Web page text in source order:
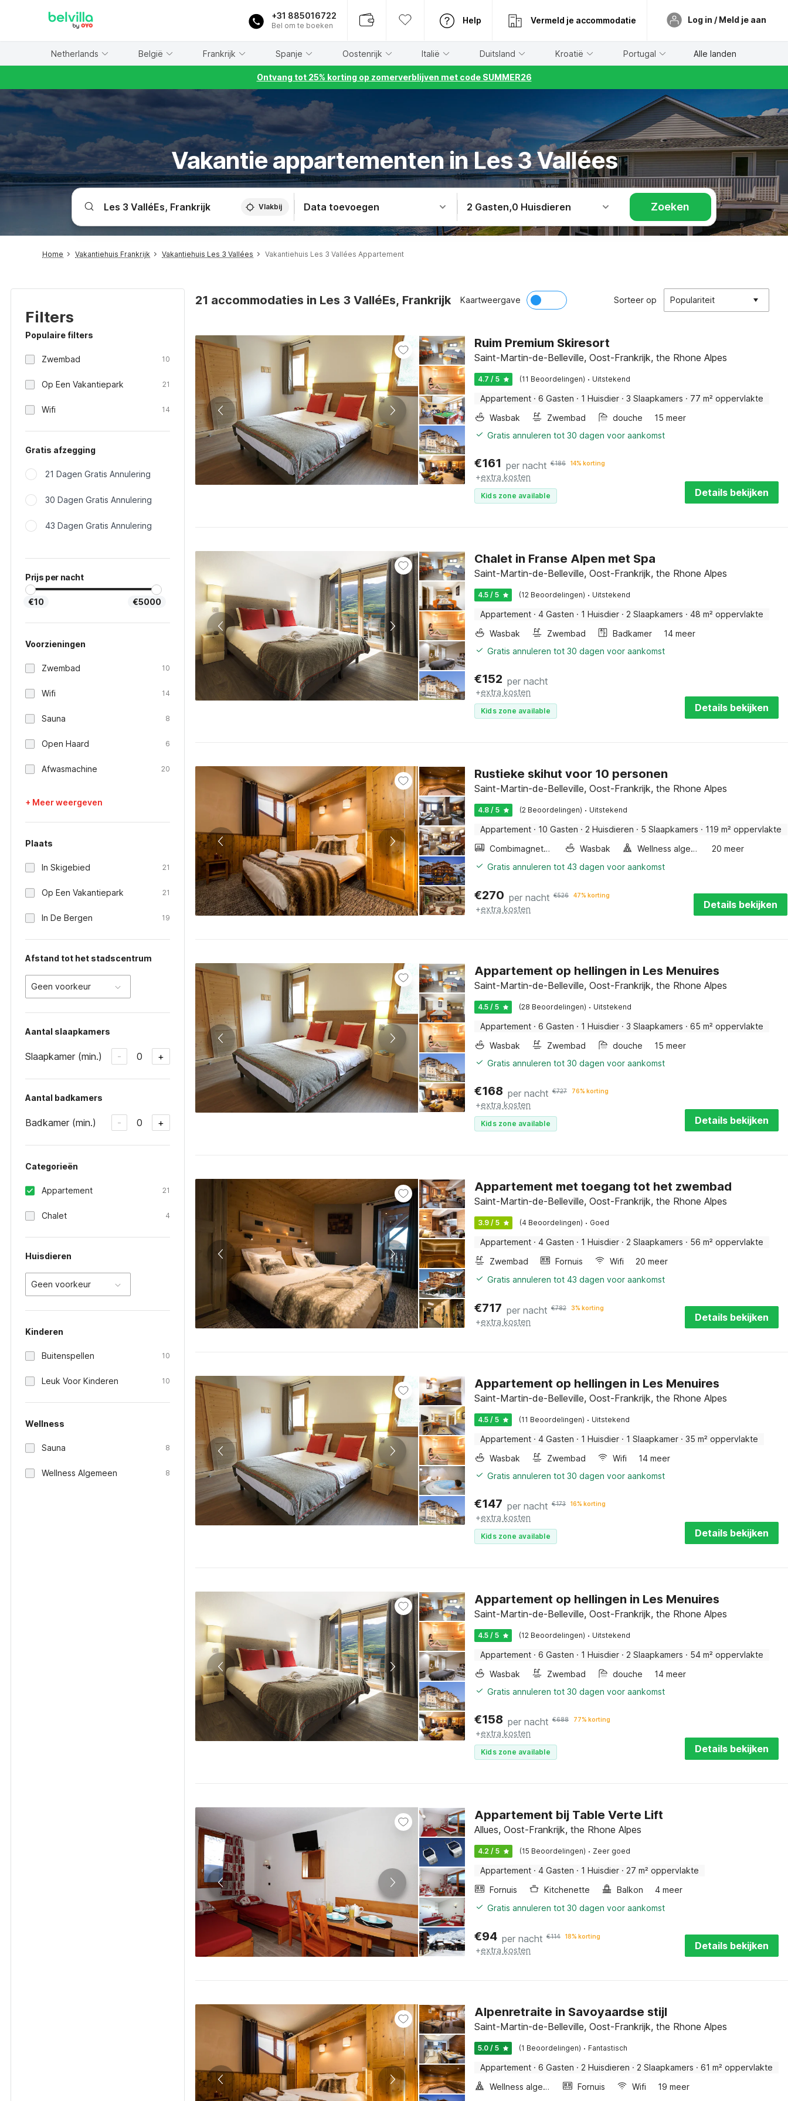
+31 885016722
Bel om te boeken
Help Vermeld je accommodatie Log in / Meld je aan
Netherlands België Frankrijk Spanje Oostenrijk Italië Duitsland Kroatië Portugal Alle landen
Ontvang tot 25% korting op zomerverblijven met code SUMMER26
Vakantie appartementen in Les 3 Vallées
Vlakbij Data toevoegen 2 Gasten,0 Huisdieren Zoeken
Home Vakantiehuis Frankrijk Vakantiehuis Les 3 Vallées Vakantiehuis Les 3 Vallées Appartement
Filters
Populaire filters
Zwembad 10
Op Een Vakantiepark 21
Wifi 14
Gratis afzegging
21 Dagen Gratis Annulering
30 Dagen Gratis Annulering
43 Dagen Gratis Annulering
Prijs per nacht
€10 €5000
Voorzieningen
Zwembad 10
Wifi 14
Sauna 8
Open Haard 6
Afwasmachine 20
+ Meer weergeven
Plaats
In Skigebied 21
Op Een Vakantiepark 21
In De Bergen 19
Afstand tot het stadscentrum
Geen voorkeur
Aantal slaapkamers
Slaapkamer (min.) - 0 +
Aantal badkamers
Badkamer (min.) - 0 +
Categorieën
Appartement 21
Chalet 4
Huisdieren
Geen voorkeur
Kinderen
Buitenspellen 10
Leuk Voor Kinderen 10
Wellness
Sauna 8
Wellness Algemeen 8
21 accommodaties in Les 3 ValléEs, Frankrijk Kaartweergave Sorteer op Populariteit
Ruim Premium Skiresort
Saint-Martin-de-Belleville, Oost-Frankrijk, the Rhone Alpes
4.7 / 5 (11 Beoordelingen) · Uitstekend
Appartement · 6 Gasten · 1 Huisdier · 3 Slaapkamers · 77 m² oppervlakte
Wasbak
Zwembad douche
15 meer
Gratis annuleren tot 30 dagen voor aankomst
€161 per nacht €186 14% korting
+extra kosten
Kids zone available Details bekijken
Chalet in Franse Alpen met Spa
Saint-Martin-de-Belleville, Oost-Frankrijk, the Rhone Alpes
4.5 / 5 (12 Beoordelingen) · Uitstekend
Appartement · 4 Gasten · 1 Huisdier · 2 Slaapkamers · 48 m² oppervlakte
Wasbak
Zwembad Badkamer
14 meer
Gratis annuleren tot 30 dagen voor aankomst
€152 per nacht
+extra kosten
Kids zone available Details bekijken
Rustieke skihut voor 10 personen
Saint-Martin-de-Belleville, Oost-Frankrijk, the Rhone Alpes
4.8 / 5 (2 Beoordelingen) · Uitstekend
Appartement · 10 Gasten · 2 Huisdieren · 5 Slaapkamers · 119 m² oppervlakte
Combimagnetron
Wasbak Wellness algemeen
20 meer
Gratis annuleren tot 43 dagen voor aankomst
€270 per nacht €526 47% korting
+extra kosten Details bekijken
Appartement op hellingen in Les Menuires
Saint-Martin-de-Belleville, Oost-Frankrijk, the Rhone Alpes
4.5 / 5 (28 Beoordelingen) · Uitstekend
Appartement · 6 Gasten · 1 Huisdier · 3 Slaapkamers · 65 m² oppervlakte
Wasbak
Zwembad douche
15 meer
Gratis annuleren tot 30 dagen voor aankomst
€168 per nacht €727 76% korting
+extra kosten
Kids zone available Details bekijken
Appartement met toegang tot het zwembad
Saint-Martin-de-Belleville, Oost-Frankrijk, the Rhone Alpes
3.9 / 5 (4 Beoordelingen) · Goed
Appartement · 4 Gasten · 1 Huisdier · 2 Slaapkamers · 56 m² oppervlakte
Zwembad
Fornuis Wifi
20 meer
Gratis annuleren tot 43 dagen voor aankomst
€717 per nacht €782 3% korting
+extra kosten Details bekijken
Appartement op hellingen in Les Menuires
Saint-Martin-de-Belleville, Oost-Frankrijk, the Rhone Alpes
4.5 / 5 (11 Beoordelingen) · Uitstekend
Appartement · 4 Gasten · 1 Huisdier · 1 Slaapkamer · 35 m² oppervlakte
Wasbak
Zwembad Wifi
14 meer
Gratis annuleren tot 30 dagen voor aankomst
€147 per nacht €173 16% korting
+extra kosten
Kids zone available Details bekijken
Appartement op hellingen in Les Menuires
Saint-Martin-de-Belleville, Oost-Frankrijk, the Rhone Alpes
4.5 / 5 (12 Beoordelingen) · Uitstekend
Appartement · 6 Gasten · 1 Huisdier · 2 Slaapkamers · 54 m² oppervlakte
Wasbak
Zwembad douche
14 meer
Gratis annuleren tot 30 dagen voor aankomst
€158 per nacht €688 77% korting
+extra kosten
Kids zone available Details bekijken
Appartement bij Table Verte Lift
Allues, Oost-Frankrijk, the Rhone Alpes
4.2 / 5 (15 Beoordelingen) · Zeer goed
Appartement · 4 Gasten · 1 Huisdier · 27 m² oppervlakte
Fornuis
Kitchenette Balkon
4 meer
Gratis annuleren tot 30 dagen voor aankomst
€94 per nacht €114 18% korting
+extra kosten Details bekijken
Alpenretraite in Savoyaardse stijl
Saint-Martin-de-Belleville, Oost-Frankrijk, the Rhone Alpes
5.0 / 5 (1 Beoordelingen) · Fantastisch
Appartement · 6 Gasten · 2 Huisdieren · 2 Slaapkamers · 61 m² oppervlakte
Wellness algemeen
Fornuis Wifi
19 meer